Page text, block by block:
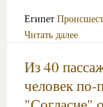
Египет
Читать далее
Из 40
человек